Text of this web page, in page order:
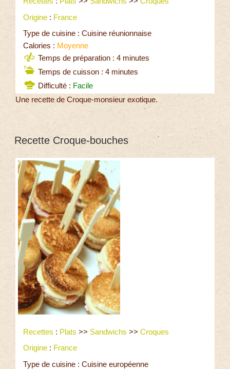
Origine : France
Type de cuisine : Cuisine réunionnaise
Calories : Moyenne
Temps de préparation : 4 minutes
Temps de cuisson : 4 minutes
Difficulté : Facile
Une recette de Croque-monsieur exotique.
Recette Croque-bouches
Recettes : Plats >> Sandwichs >> Croques
Origine : France
Type de cuisine : Cuisine européenne